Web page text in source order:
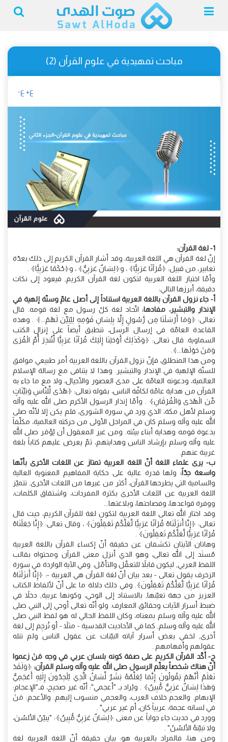
مباحث تمهيدية في علوم القرآن (2)
ع+ ع-
1- لغة القرآن:
إنّ لغة القرآن هي اللغة العربية، وقد أشار القرآن الكريم إلى ذلك بعدّة
تعابير، من قبيل: ﴿قُرْآنًا عَرَبِيًّا﴾ ، و﴿لِسَانٌ عَرَبِيٌّ﴾ ، و﴿حُكْمًا عَرَبِيًّا﴾ .
وأمّا اختيار اللغة العربية لتكون لغة القرآن الكريم, فيعود إلى نكات
دقيقة، أبرزها التالي:
أ- جاء نزول القرآن باللغة العربية استناداً إلى أصل عامّ وسنّة إلهية في
الإنذار والتبشير، مفادها: اتّحاد لغة كلّ رسول مع لغة قومه. قال
تعالى: ﴿وَمَا أَرْسَلْنَا مِن رَّسُولٍ إِلاَّ بِلِسَانِ قَوْمِهِ لِيُبَيِّنَ لَهُمْ...﴾ . وهذه
القاعدة العامّة في إرسال الرسل، تنطبق أيضاً على إنزال الكتب
السماوية. قال تعالى: ﴿وَكَذَلِكَ أَوْحَيْنَا إِلَيْكَ قُرْآنًا عَرَبِيًّا لِّتُنذِرَ أُمَّ الْقُرَى
وَمَنْ حَوْلَهَا...﴾.
ومن هذا المنطلق، فإنّ نزول القرآن باللغة العربية أمر طبيعي موافق
للسنّة الإلهية في الإنذار والتبشير. وهذا لا يتنافى مع رسالة الإسلام
العالمية، ودعوته العامّة على مدى العصور والأجيال، ولا مع ما جاء به
القرآن من هداية عامّة لكافّة الناس، بقوله تعالى: ﴿هُدًى لِّلنَّاسِ وَبَيِّنَاتٍ
مِّنَ الْهُدَى وَالْفُرْقَانِ﴾ . وأمّا إنذار الرسول الأكرم صلى الله عليه وآله
وسلم لأهل مكة، الذي ورد في سورة الشورى، فلم يكن إلا لأنّه صلى
الله عليه وآله وسلم كان في المراحل الأولى من حركته العالمية، مكلّفاً
بدعوة قومه وهداية أبناء بيئته. ومن غير المعقول أن يُؤمَر صلى الله
عليه وآله وسلم بإرشاد الناس وهدايتهم، ثمّ يعرض عليهم كتاباً بلغة
غريبة عنهم.
ب- يرى علماء اللغة أنّ اللغة العربية تمتاز عن اللغات الأخرى بأنّها
واسعة جدّاً: ولها قدرة عالية على حكاية المفاهيم المعنوية العالية
والسامية التي يطرحها القرآن، أكثر من غيرها من اللغات الأخرى. تتميّز
اللغة العربية عن اللغات الأخرى بكثرة المفردات، واشتقاق الكلمات،
ووفرة قواعدها، وفصاحتها، وبلاغتها...
وقد اختار الله تعالى اللغة العربية لتكون لغة للقرآن الكريم، حيث قال
تعالى: ﴿إِنَّا أَنزَلْنَاهُ قُرْآنًا عَرَبِيًّا لَّعَلَّكُمْ تَعْقِلُونَ﴾ ، وقال تعالى: ﴿إِنَّا جَعَلْنَاهُ
قُرْآنًا عَرَبِيًّا لَّعَلَّكُمْ تَعْقِلُونَ﴾ .
وهاتان الآيتان تكشفان عن حقيقة أنّ إكساء القرآن باللغة العربية
مُسنَد إلى الله تعالى، وهو الذي أنزل معنى القرآن ومحتواه بقالب
اللفظ العربي, ليكون قابلاً للتعقّل والتأمّل. وفي الآية الواردة في سورة
الزخرف يقول تعالى - بعد بيان أنّ لغة القرآن هي العربية -: ﴿إِنَّا أَنزَلْنَاهُ
قُرْآنًا عَرَبِيًّا لَّعَلَّكُمْ تَعْقِلُونَ﴾. وفي ذلك دلالة ما على أنّ لألفاظ الكتاب
العزيز من جهة تعيّنها, بالاستناد إلى الوحي، وكونها عربية, دخلاً في
ضبط أسرار الآيات وحقائق المعارف. ولو أنّه تعالى أوحي إلى النبي صلى
الله عليه وآله وسلم بمعناه، وكان اللفظ الحالي له هو لفظ النبي صلى
الله عليه وآله وسلم, كما في الأحاديث القدسية - مثلاً - أو تُرجِم إلى لغة
أخرى, لخفي بعض أسرار آياته البيّنات عن عقول الناس ولم تنله
عقولهم وأفهامهم .
ج- أكّد القرآن الكريم على صفة كونه بلسان عربي في وجه مَنْ زعموا
أنّ هناك شخصاً يعلّم الرسول صلى الله عليه وآله وسلم القرآن: ﴿وَلَقَدْ
نَعْلَمُ أَنَّهُمْ يَقُولُونَ إِنَّمَا يُعَلِّمُهُ بَشَرٌ لِّسَانُ الَّذِي يُلْحِدُونَ إِلَيْهِ أَعْجَمِيٌّ
وَهَذَا لِسَانٌ عَرَبِيٌّ مُّبِينٌ﴾ . ويُراد بـ "أعجمي": أنّه غير صحيح، فـ"الإعجام:
الإبهام. والعجم خلاف العرب، والعجمي منسوب إليهم. والأعجم: مَنْ
في لسانه عجمة، عربياً كان، أم غير عربي" .
وورد في حديث جاء جواباً عن معنى ﴿لِسَانٌ عَرَبِيٌّ مُّبِينٌ﴾: "يبيّنُ الألسُنَ،
ولا تبيّنهُ الألسُنُ" .
ومن هنا، فالمراد بالعربية هو: بيان حقيقة أنّ اللغة العربية لغة